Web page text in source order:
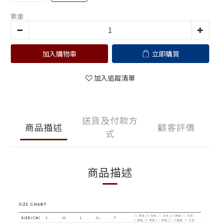
數量
加入購物車 立即購買
加入追蹤清單
商品描述
送貨及付款方
式
顧客評價
商品描述